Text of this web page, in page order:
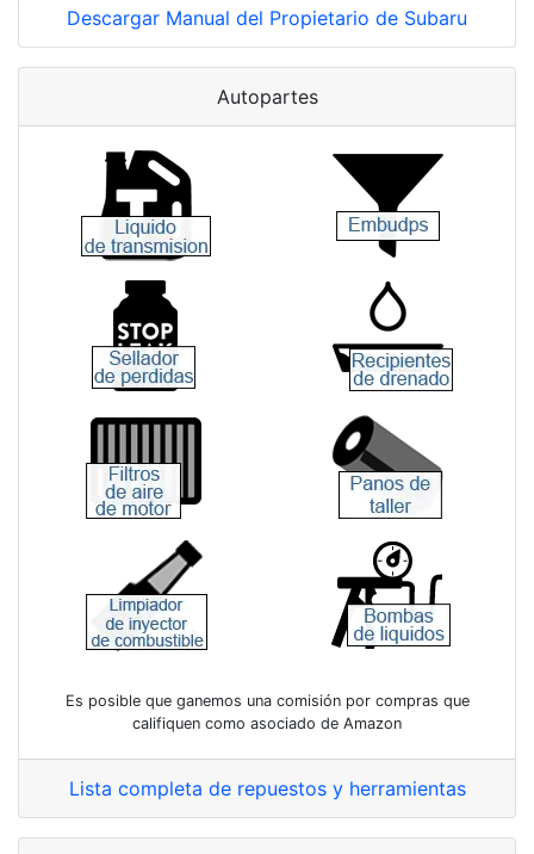
Descargar Manual del Propietario de Subaru
Autopartes
Es posible que ganemos una comisión por compras que
califiquen como asociado de Amazon
Lista completa de repuestos y herramientas